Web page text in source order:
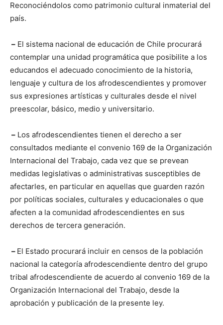
Reconociéndolos como patrimonio cultural inmaterial del
país.
– El sistema nacional de educación de Chile procurará
contemplar una unidad programática que posibilite a los
educandos el adecuado conocimiento de la historia,
lenguaje y cultura de los afrodescendientes y promover
sus expresiones artísticas y culturales desde el nivel
preescolar, básico, medio y universitario.
– Los afrodescendientes tienen el derecho a ser
consultados mediante el convenio 169 de la Organización
Internacional del Trabajo, cada vez que se prevean
medidas legislativas o administrativas susceptibles de
afectarles, en particular en aquellas que guarden razón
por políticas sociales, culturales y educacionales o que
afecten a la comunidad afrodescendientes en sus
derechos de tercera generación.
– El Estado procurará incluir en censos de la población
nacional la categoría afrodescendiente dentro del grupo
tribal afrodescendiente de acuerdo al convenio 169 de la
Organización Internacional del Trabajo, desde la
aprobación y publicación de la presente ley.